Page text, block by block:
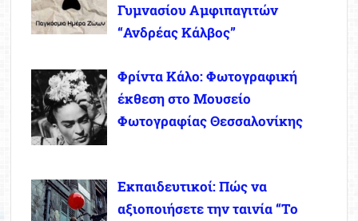
Γυμνασίου Αμφιπαγιτών
“Ανδρέας Κάλβος”
Φρίντα Κάλο: Φωτογραφική
έκθεση στο Μουσείο
Φωτογραφίας Θεσσαλονίκης
Εκπαιδευτικοί: Πώς να
αξιοποιήσετε την ταινία “Το